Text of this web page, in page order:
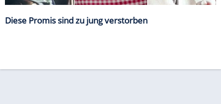
Diese Promis sind zu jung verstorben